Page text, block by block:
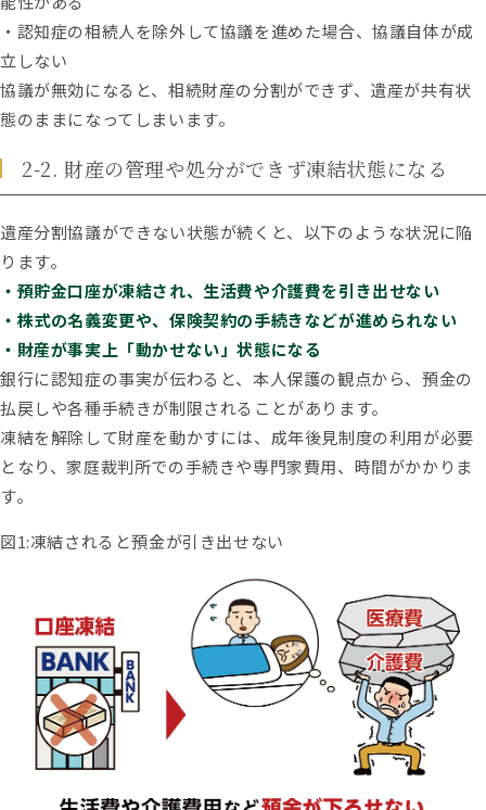
・認知症の相続人を除外して協議を進めた場合、協議自体が成
立しない
協議が無効になると、相続財産の分割ができず、遺産が共有状
態のままになってしまいます。
2-2. 財産の管理や処分ができず凍結状態になる
遺産分割協議ができない状態が続くと、以下のような状況に陥
ります。
・預貯金口座が凍結され、生活費や介護費を引き出せない
・株式の名義変更や、保険契約の手続きなどが進められない
・財産が事実上「動かせない」状態になる
銀行に認知症の事実が伝わると、本人保護の観点から、預金の
払戻しや各種手続きが制限されることがあります。
凍結を解除して財産を動かすには、成年後見制度の利用が必要
となり、家庭裁判所での手続きや専門家費用、時間がかかりま
す。
図1:凍結されると預金が引き出せない